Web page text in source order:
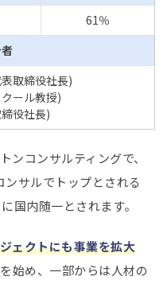
61％
取締役社長)
ール教授)
役社長)
ンコンサルティングで、
サルでトップとされる
国内随一とされます。
ェクトにも事業を拡大
始め、一部からは人材の